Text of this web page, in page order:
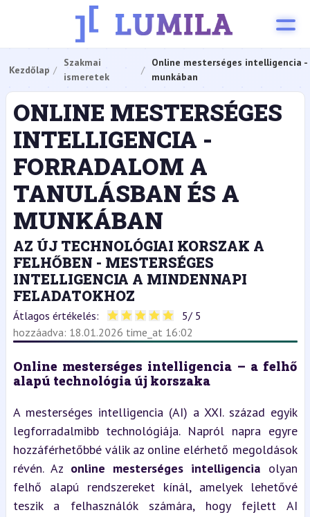
Kezdőlap
Szakmai
ismeretek
Online mesterséges intelligencia
munkában
ONLINE MESTERSÉGES
INTELLIGENCIA -
FORRADALOM A
TANULÁSBAN ÉS A
MUNKÁBAN
AZ ÚJ TECHNOLÓGIAI KORSZAK A
FELHŐBEN - MESTERSÉGES
INTELLIGENCIA A MINDENNAPI
FELADATOKHOZ
Átlagos értékelés: 5/ 5
hozzáadva: 18.01.2026 time_at 16:02
Online mesterséges intelligencia – a felhő
alapú technológia új korszaka
A mesterséges intelligencia (AI) a XXI. század egyik
legforradalmibb technológiája. Napról napra egyre
hozzáférhetőbbé válik az online elérhető megoldások
révén. Az online mesterséges intelligencia olyan
felhő alapú rendszereket kínál, amelyek lehetővé
teszik a felhasználók számára, hogy fejlett AI